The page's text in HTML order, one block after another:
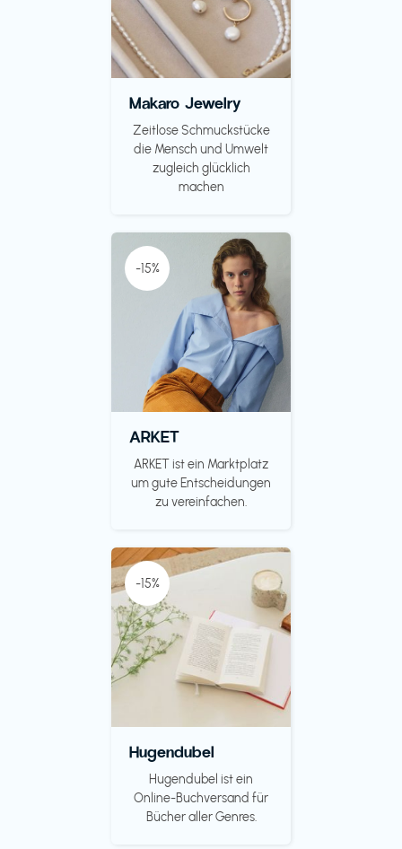
Makaro Jewelry
Zeitlose Schmuckstücke
die Mensch und Umwelt
zugleich glücklich
machen
-15%
ARKET
ARKET ist ein Marktplatz
um gute Entscheidungen
zu vereinfachen.
-15%
Hugendubel
Hugendubel ist ein
Online-Buchversand für
Bücher aller Genres.